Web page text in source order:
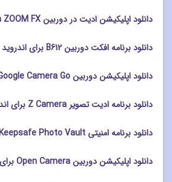
دانلود اپلیکیشن ادیت در دوربین Camera ZOOM FX برای اندروید
دانلود برنامه افکت دوربین B612 برای اندروید
دانلود اپلیکیشن دوربین Google Camera Go برای اندروید
دانلود برنامه ادیت تصویر Z Camera برای اندروید
دانلود برنامه امنیتی Keepsafe Photo Vault برای اندروید
دانلود اپلیکیشن دوربین Open Camera برای اندروید